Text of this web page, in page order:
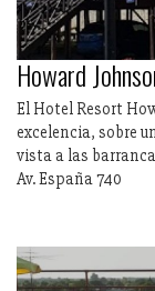
Howard
El Hotel Resort
excelencia, sobre
vista a las
Av. España 740